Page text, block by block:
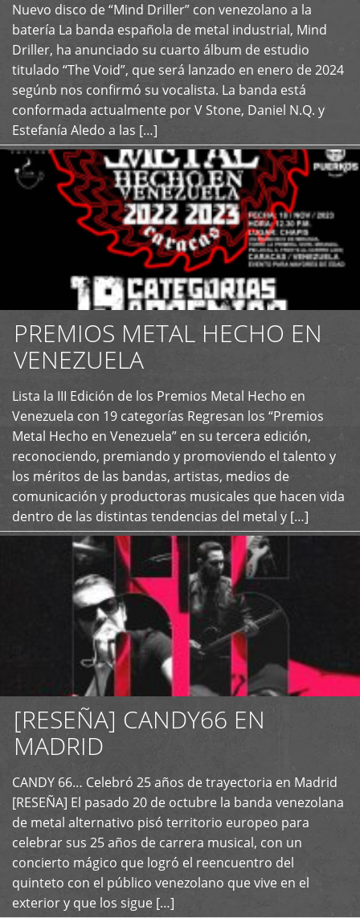
Nuevo disco de “Mind Driller” con venezolano a la
batería La banda española de metal industrial, Mind
Driller, ha anunciado su cuarto álbum de estudio
titulado “The Void”, que será lanzado en enero de 2024
segúnb nos confirmó su vocalista. La banda está
conformada actualmente por V Stone, Daniel N.Q. y
Estefanía Aledo a las […]
+
PREMIOS METAL HECHO EN
VENEZUELA
Lista la III Edición de los Premios Metal Hecho en
Venezuela con 19 categorías Regresan los “Premios
Metal Hecho en Venezuela” en su tercera edición,
reconociendo, premiando y promoviendo el talento y
los méritos de las bandas, artistas, medios de
comunicación y productoras musicales que hacen vida
dentro de las distintas tendencias del metal y […]
+
[RESEÑA] CANDY66 EN
MADRID
CANDY 66… Celebró 25 años de trayectoria en Madrid
[RESEÑA] El pasado 20 de octubre la banda venezolana
de metal alternativo pisó territorio europeo para
celebrar sus 25 años de carrera musical, con un
concierto mágico que logró el reencuentro del
quinteto con el público venezolano que vive en el
exterior y que los sigue […]
+